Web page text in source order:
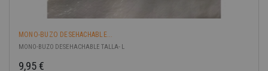
MONO-BUZO DESEHACHABLE...
MONO-BUZO DESEHACHABLE TALLA- L
9,95 €